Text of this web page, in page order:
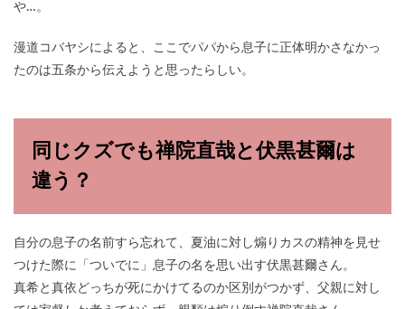
や…。
漫道コバヤシによると、ここでパパから息子に正体明かさなかっ
たのは五条から伝えようと思ったらしい。
同じクズでも禅院直哉と伏黒甚爾は
違う？
自分の息子の名前すら忘れて、夏油に対し煽りカスの精神を見せ
つけた際に「ついでに」息子の名を思い出す伏黒甚爾さん。
真希と真依どっちが死にかけてるのか区別がつかず、父親に対し